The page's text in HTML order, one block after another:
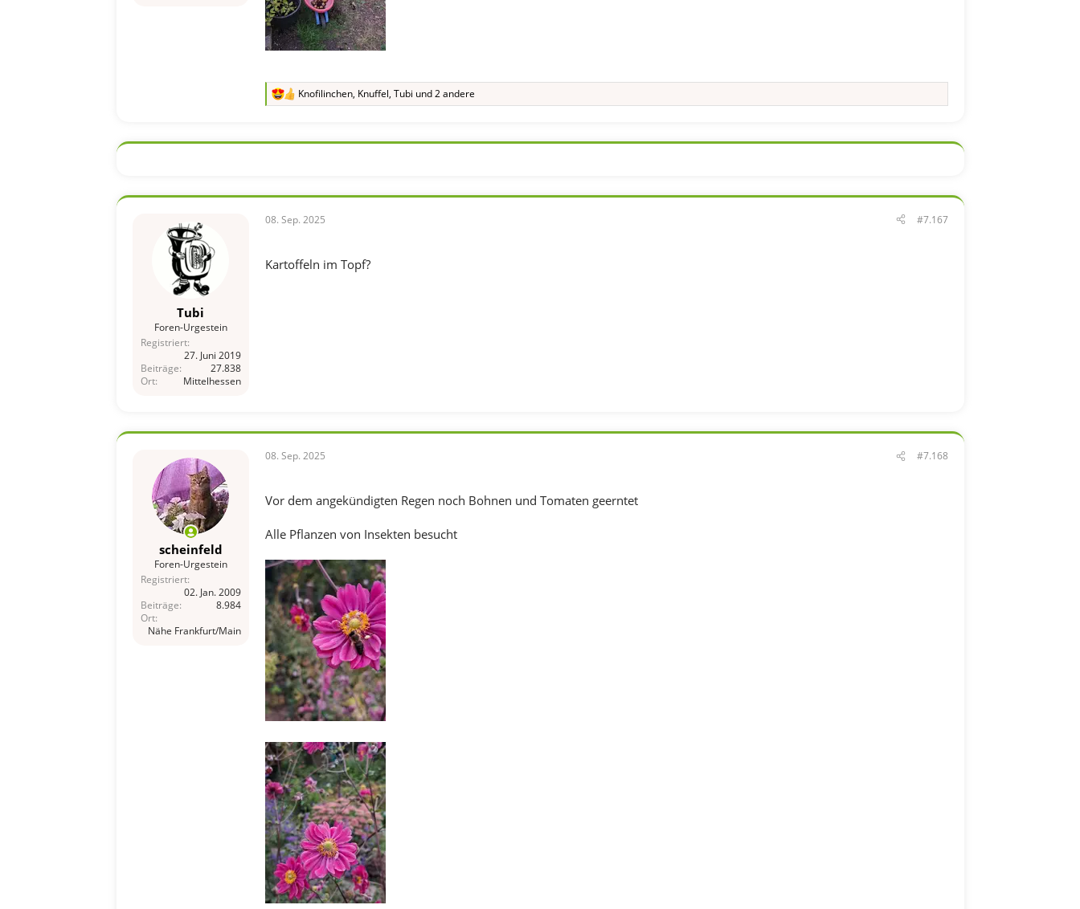
R
e
n
:
Knofilinchen, Knuffel, Tubi und 2 andere
Tubi
Foren-Urgestein
Registriert
27. Juni 2019
Beiträge
27.838
Ort
Mittelhessen
08. Sep. 2025 #7.167
Kartoffeln im Topf?
scheinfeld
Foren-Urgestein
Registriert
02. Jan. 2009
Beiträge
8.984
Ort
Nähe Frankfurt/Main
08. Sep. 2025 #7.168
Vor dem angekündigten Regen noch Bohnen und Tomaten geerntet
Alle Pflanzen von Insekten besucht